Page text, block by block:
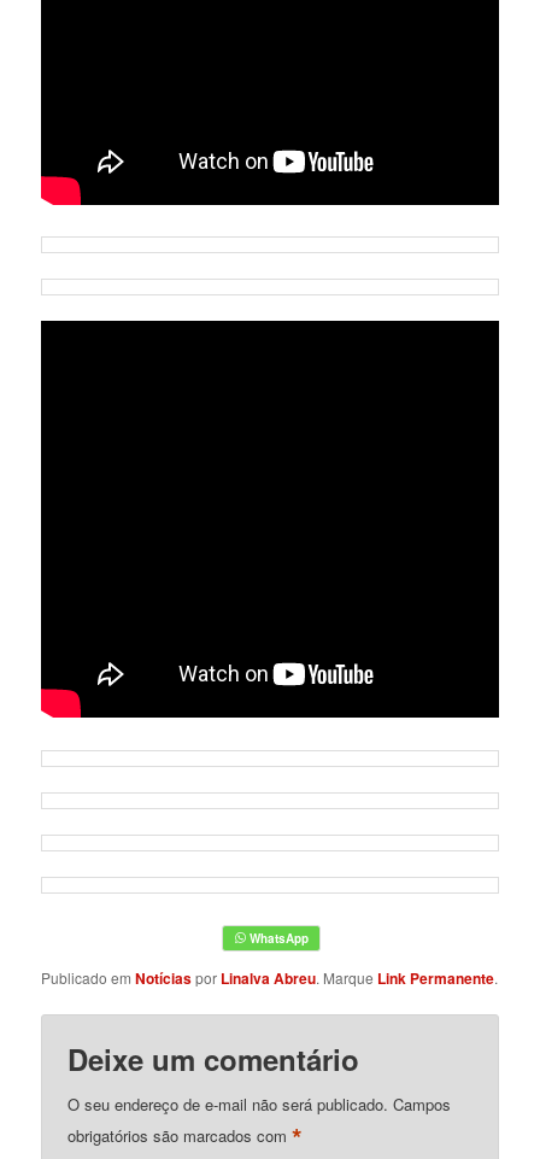
Publicado emNotíciaspor Linalva Abreu. Marque Link Permanente.
Deixe um comentário
O seu endereço de e-mail não será publicado. Campos
obrigatórios são marcados com*